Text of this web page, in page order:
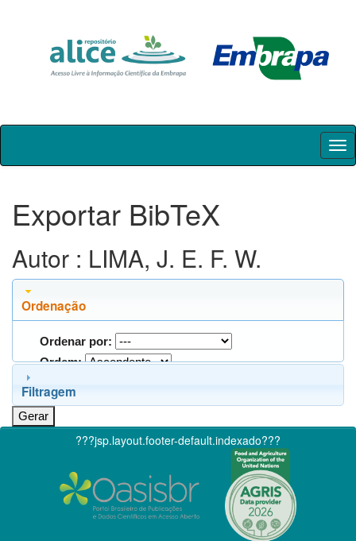
Skip
Exportar BibTeX
Autor : LIMA, J. E. F. W.
Ordenação
Ordenar por:
Ordem:
Filtragem
???jsp.layout.footer-default.indexado???